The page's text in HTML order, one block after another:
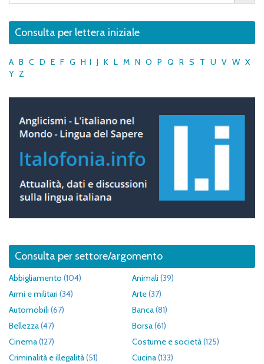
Consulta per lettera iniziale
A B C D E F G H I J K L M N O P Q R S T U V W X
Y Z
Consulta per settore/argomento
Abbigliamento (104) Animali (39)
Armi e militari (34) Arte(37)
Automobili (67) Banca(81)
Bellezza(47) Borsa(61)
Cinema(127) Costume e società(125)
Criminalità e illegalità(51) Cucina(133)